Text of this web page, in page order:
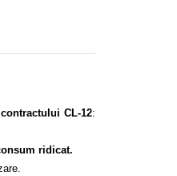
contractului CL-12:
ridicat.